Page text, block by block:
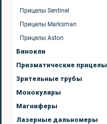
Прицелы Sentinel
Прицелы Marksman
Прицелы Aston
Бинокли
Призматические прицелы
Зрительные трубы
Монокуляры
Магниферы
Лазерные дальномеры